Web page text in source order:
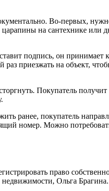
Во-первых,
на сантехнике или
подпись, он
приезжать на объект,
Покупатель получит
ранее, покупатель
номер. Можно
право
Ольга Брагина.